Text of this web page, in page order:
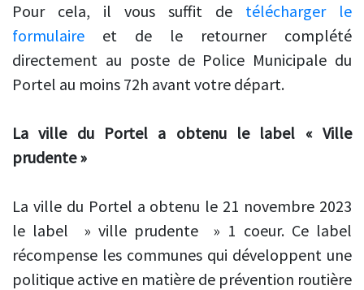
Pour cela, il vous suffit de télécharger le
formulaire et de le retourner complété
directement au poste de Police Municipale du
Portel au moins 72h avant votre départ.
La ville du Portel a obtenu le label « Ville
prudente »
La ville du Portel a obtenu le 21 novembre 2023
le label » ville prudente » 1 coeur. Ce label
récompense les communes qui développent une
politique active en matière de prévention routière